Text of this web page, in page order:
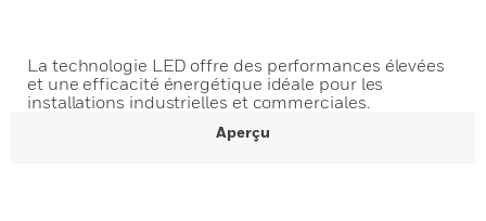
La technologie LED offre des performances élevées
et une efficacité énergétique idéale pour les
installations industrielles et commerciales.
Aperçu